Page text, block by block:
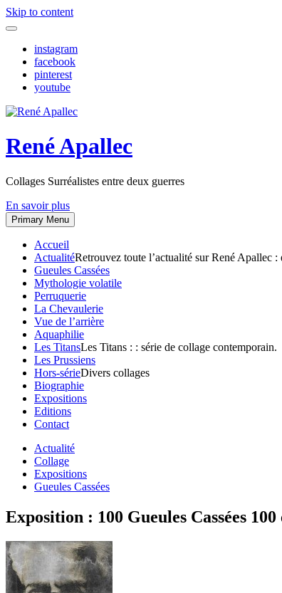
Skip to content
instagram
facebook
pinterest
youtube
René Apallec
Collages Surréalistes entre deux guerres
En savoir plus
Primary Menu
Accueil
ActualitéRetrouvez toute l’actualité sur René Apallec
Gueules Cassées
Mythologie volatile
Perruquerie
La Chevaulerie
Vue de l’arrière
Aquaphilie
Les TitansLes Titans : : série de collage contemporain.
Les Prussiens
Hors-sérieDivers collages
Biographie
Expositions
Editions
Contact
Actualité
Collage
Expositions
Gueules Cassées
Exposition : 100 Gueules Cassées